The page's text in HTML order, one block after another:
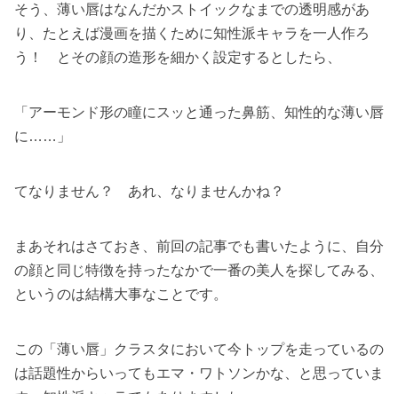
そう、薄い唇はなんだかストイックなまでの透明感があ
り、たとえば漫画を描くために知性派キャラを一人作ろ
う！ とその顔の造形を細かく設定するとしたら、
「アーモンド形の瞳にスッと通った鼻筋、知性的な薄い唇
に……」
てなりません？ あれ、なりませんかね？
まあそれはさておき、前回の記事でも書いたように、自分
の顔と同じ特徴を持ったなかで一番の美人を探してみる、
というのは結構大事なことです。
この「薄い唇」クラスタにおいて今トップを走っているの
は話題性からいってもエマ・ワトソンかな、と思っていま